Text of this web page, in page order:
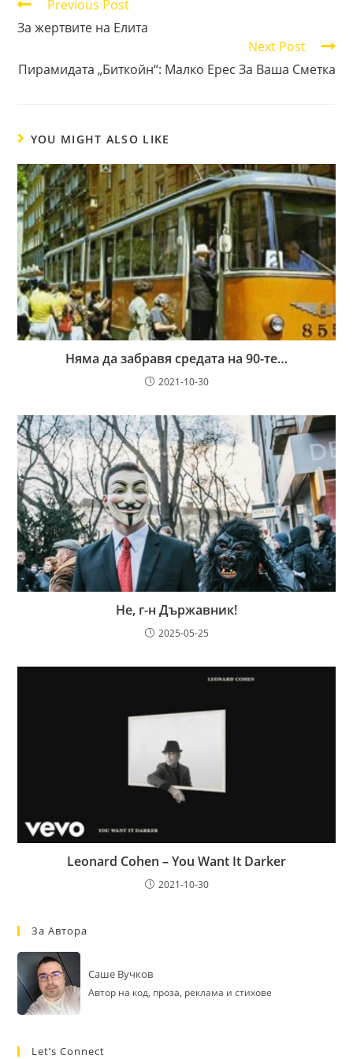
Read
articles
Previous Post
За жертвите на Елита
Next Post
Пирамидата „Биткойн“: Малко Ерес За Ваша Сметка
YOU MIGHT ALSO LIKE
Няма да забравя средата на 90-те…
2021-10-30
Не, г-н Държавник!
2025-05-25
Leonard Cohen – You Want It Darker
2021-10-30
За Автора
Саше Вучков
Автор на код, проза, реклама и стихове
Let’s Connect